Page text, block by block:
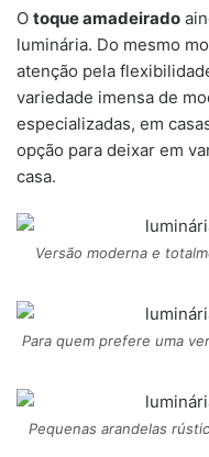
O toque amadeirado
luminária. Do mesmo
atenção pela
variedade imensa de
especializadas, em
opção para deixar em
casa.
Versão moderna e
Para quem prefere uma
Pequenas arandelas